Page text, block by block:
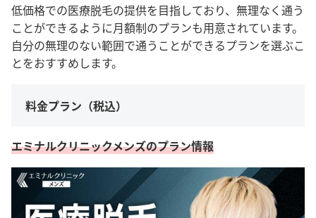
低価格での医療脱毛の提供を目指しており、無理なく通う
ことができるように月額制のプランも用意されています。
自分の無理のない範囲で通うことができるプランを選ぶこ
とをおすすめします。
料金プラン（税込）
エミナルクリニックメンズのプラン情報